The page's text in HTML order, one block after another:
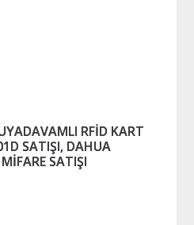
RFİD KART
SATIŞI, DAHUA
SATIŞI